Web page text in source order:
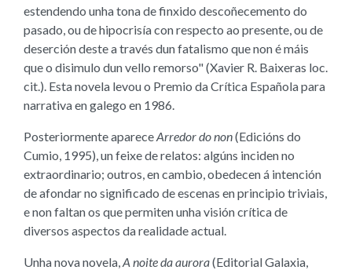
estendendo unha tona de finxido descoñecemento do
pasado, ou de hipocrisía con respecto ao presente, ou de
deserción deste a través dun fatalismo que non é máis
que o disimulo dun vello remorso" (Xavier R. Baixeras loc.
cit.). Esta novela levou o Premio da Crítica Española para
narrativa en galego en 1986.
Posteriormente apareceArredor do non(Edicións do
Cumio, 1995), un feixe de relatos: algúns inciden no
extraordinario; outros, en cambio, obedecen á intención
de afondar no significado de escenas en principio triviais,
e non faltan os que permiten unha visión crítica de
diversos aspectos da realidade actual.
Unha nova novela,A noite da aurora(Editorial Galaxia,